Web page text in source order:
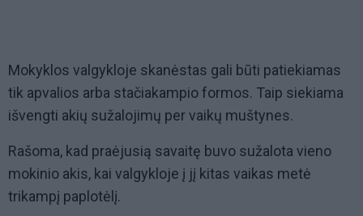
Mokyklos valgykloje skanėstas gali būti patiekiamas
tik apvalios arba stačiakampio formos. Taip siekiama
išvengti akių sužalojimų per vaikų muštynes.
Rašoma, kad praėjusią savaitę buvo sužalota vieno
mokinio akis, kai valgykloje į jį kitas vaikas metė
trikampį paplotėlį.